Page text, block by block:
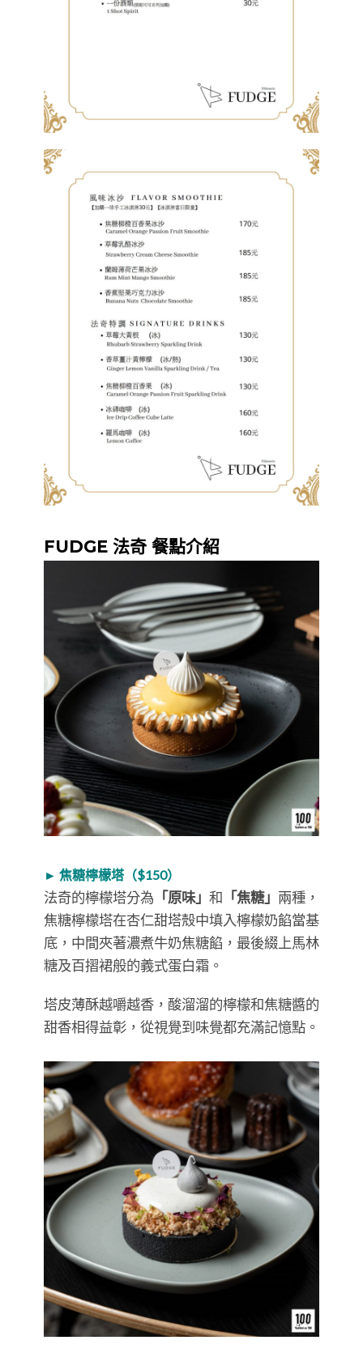
FUDGE 法奇 餐點介紹
► 焦糖檸檬塔（$150）
法奇的檸檬塔分為 「原味」 和 「焦糖」 兩種，
焦糖檸檬塔在杏仁甜塔殼中填入檸檬奶餡當基
底，中間夾著濃煮牛奶焦糖餡，最後綴上馬林
糖及百摺裙般的義式蛋白霜。
塔皮薄酥越嚼越香，酸溜溜的檸檬和焦糖醬的
甜香相得益彰，從視覺到味覺都充滿記憶點。